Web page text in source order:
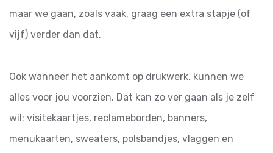
maar we gaan, zoals vaak, graag een extra stapje (of
vijf) verder dan dat.
Ook wanneer het aankomt op drukwerk, kunnen we
alles voor jou voorzien. Dat kan zo ver gaan als je zelf
wil: visitekaartjes, reclameborden, banners,
menukaarten, sweaters, polsbandjes, vlaggen en